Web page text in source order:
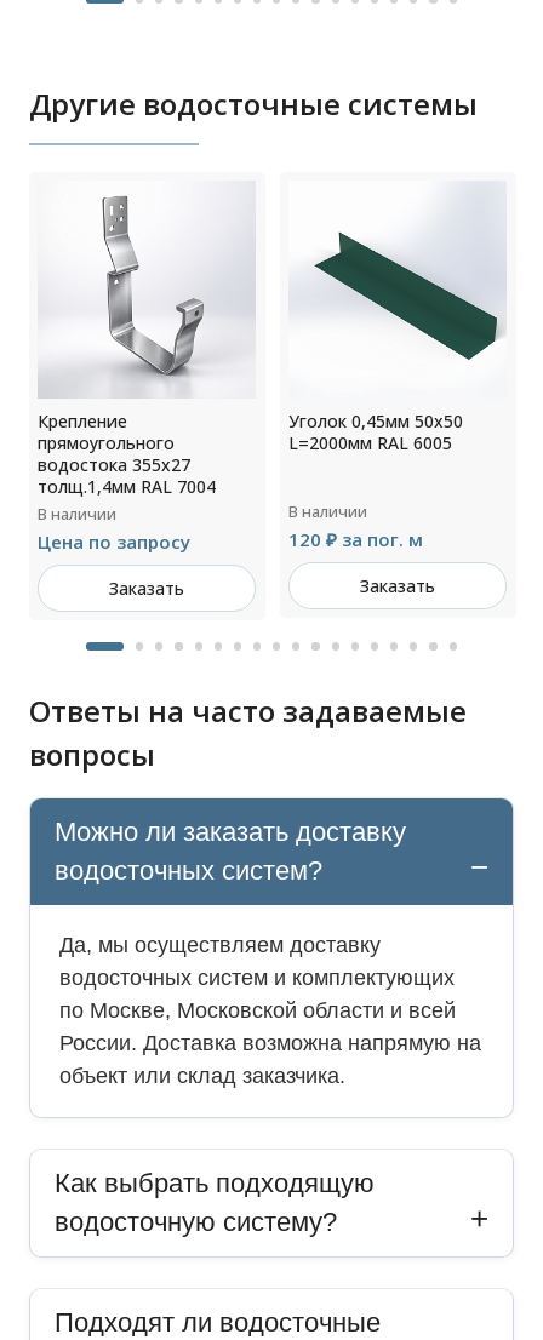
Другие водосточные системы
Крепление
прямоугольного
водостока 355х27
толщ.1,4мм RAL 7004
В наличии
Цена по запросу
Заказать
Уголок 0,45мм 50х50
L=2000мм RAL 6005
В наличии
120 ₽ за пог. м
Заказать
Ответы на часто задаваемые
вопросы
Можно ли заказать доставку
водосточных систем?
Да, мы осуществляем доставку
водосточных систем и комплектующих
по Москве, Московской области и всей
России. Доставка возможна напрямую на
объект или склад заказчика.
Как выбрать подходящую
водосточную систему?
Подходят ли водосточные